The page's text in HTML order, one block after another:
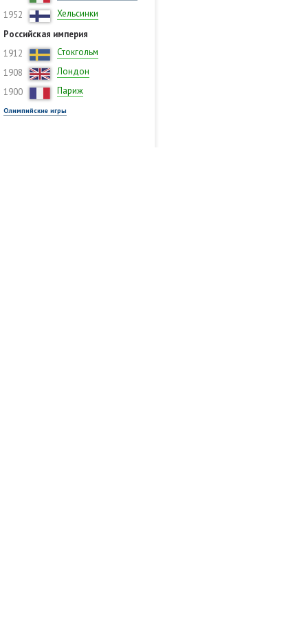
1952
Хельсинки
Российская империя
1912
Стокгольм
1908
Лондон
1900
Париж
Олимпийские игры